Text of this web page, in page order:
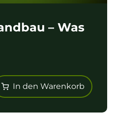
– Was
In den Warenkorb